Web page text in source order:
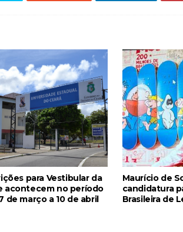
para Vestibular da
acontecem no período
de março a 10 de abril
Maurício de
candidatura
Brasileira de